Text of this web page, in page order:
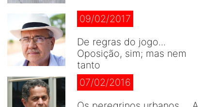
09/02/2017
De regras do jogo...
Oposição, sim; mas nem
tanto
07/02/2016